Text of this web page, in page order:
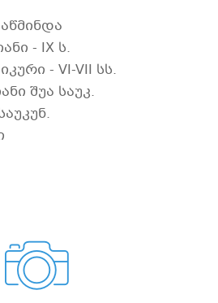
- IX ს.
- VI-VII სს.
შუა საუკ.